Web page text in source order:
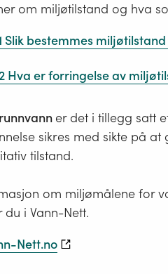
om miljøtilstand og hva
Slik bestemmes
Hva er forringelse av
er det i tillegg satt
sikres med sikte på
tilstand.
om miljømålene for
du i Vann-Nett.
Nett.no